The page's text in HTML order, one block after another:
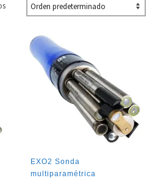
EXO2 Sonda
multiparamétrica